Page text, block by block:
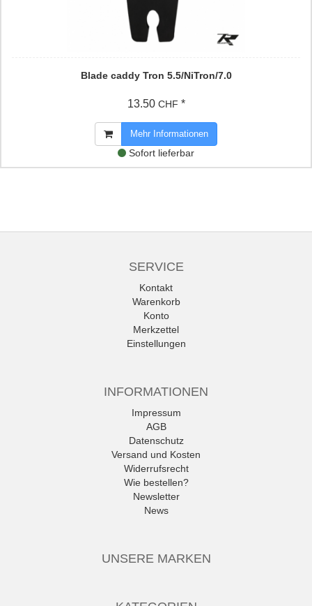
Blade caddy Tron 5.5/NiTron/7.0
13.50 CHF *
Mehr Informationen
Sofort lieferbar
SERVICE
Kontakt
Warenkorb
Konto
Merkzettel
Einstellungen
INFORMATIONEN
Impressum
AGB
Datenschutz
Versand und Kosten
Widerrufsrecht
Wie bestellen?
Newsletter
News
UNSERE MARKEN